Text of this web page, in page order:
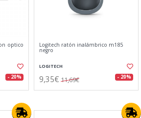
optico
- 20%
Logitech ratón inalámbrico m185
negro
LOGITECH
9,35€ 11,69€ - 20%